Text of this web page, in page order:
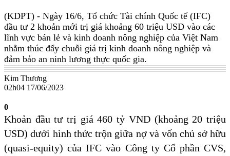
(KDPT) - Ngày 16/6, Tổ chức Tài chính Quốc tế (IFC)
đầu tư 2 khoản mới trị giá khoảng 60 triệu USD vào các
lĩnh vực bán lẻ và kinh doanh nông nghiệp của Việt Nam
nhằm thúc đẩy chuỗi giá trị kinh doanh nông nghiệp và
đảm bảo an ninh lương thực quốc gia.
Kim Thương
02h04 17/06/2023
0
Khoản đầu tư trị giá 460 tỷ VND (khoảng 20 triệu
USD) dưới hình thức trộn giữa nợ và vốn chủ sở hữu
(quasi-equity) của IFC vào Công ty Cổ phần CVS,